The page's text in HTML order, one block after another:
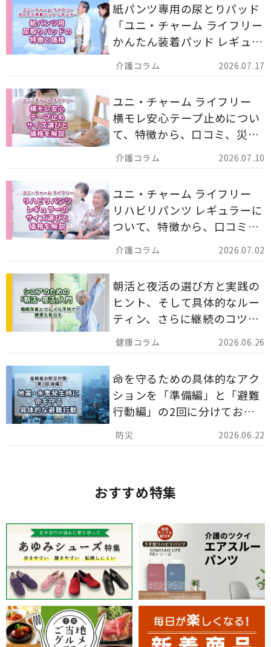
2026.07.17
紙パンツ専用の尿とりパッド
「ユニ・チャーム ライフリー
かんたん装着パッド レギュラ
ー 計162枚」について解説し
ます。
2026.07.10
ユニ・チャーム ライフリー
横モレ安心テープ止めについ
て、特徴から、口コミ、災害
備蓄としての活用法まで分か
りやすく解説します。
2026.07.02
ユニ・チャーム ライフリー
リハビリパンツ レギュラーに
ついて、特徴から、口コミ、
災害備蓄としての活用法まで
分かりやすく解説します。
2026.06.26
朝活と夜活の選び方と実践の
ヒント、そして具体的なルー
ティン、さらに継続のコツま
でを詳しくご紹介します。
2026.06.22
命を守るための具体的なアク
ションを「準備編」と「避難
行動編」の2回に分けてお届
けしています。
おすすめ特集